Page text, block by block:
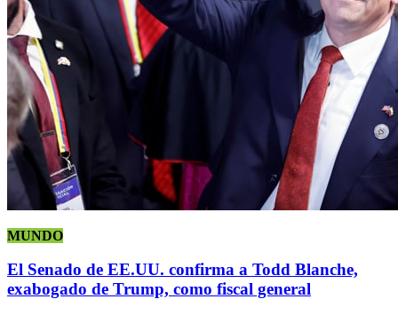
MUNDO
El Senado de EE.UU. confirma a Todd Blanche,
exabogado de Trump, como fiscal general